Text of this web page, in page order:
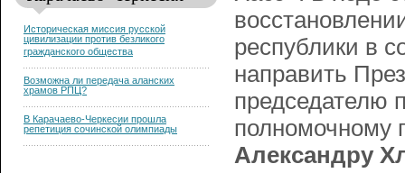
Историческая миссия русской
цивилизации против безликого
гражданского общества
Возможна ли передача аланских
храмов РПЦ?
В Карачаево-Черкесии прошла
репетиция сочинской олимпиады
республики в
направить
председателю
полномочному
Александру